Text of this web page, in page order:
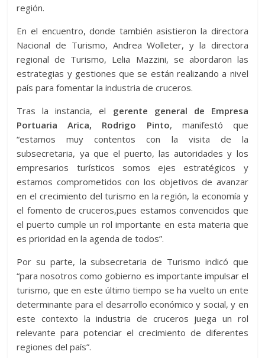
región.
En el encuentro, donde también asistieron la directora
Nacional de Turismo, Andrea Wolleter, y la directora
regional de Turismo, Lelia Mazzini, se abordaron las
estrategias y gestiones que se están realizando a nivel
país para fomentar la industria de cruceros.
Tras la instancia, el gerente general de Empresa
Portuaria Arica, Rodrigo Pinto, manifestó que
“estamos muy contentos con la visita de la
subsecretaria, ya que el puerto, las autoridades y los
empresarios turísticos somos ejes estratégicos y
estamos comprometidos con los objetivos de avanzar
en el crecimiento del turismo en la región, la economía y
el fomento de cruceros,pues estamos convencidos que
el puerto cumple un rol importante en esta materia que
es prioridad en la agenda de todos”.
Por su parte, la subsecretaria de Turismo indicó que
“para nosotros como gobierno es importante impulsar el
turismo, que en este último tiempo se ha vuelto un ente
determinante para el desarrollo económico y social, y en
este contexto la industria de cruceros juega un rol
relevante para potenciar el crecimiento de diferentes
regiones del país”.